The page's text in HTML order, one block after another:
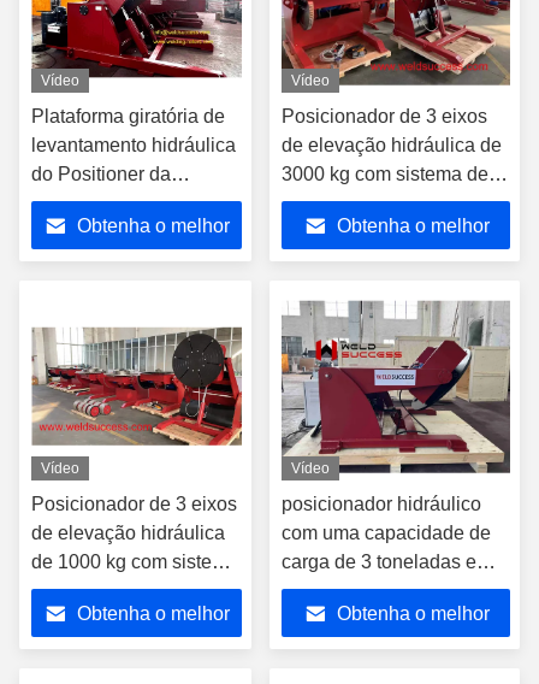
Vídeo
Plataforma giratória de
levantamento hidráulica
do Positioner da
soldadura com cabo de
5M 2200 libras de
capacidade
Obtenha o melhor
Vídeo
Posicionador de 3 eixos
de elevação hidráulica de
3000 kg com sistema de
controle elétrico
Obtenha o melhor
Vídeo
Posicionador de 3 eixos
de elevação hidráulica
de 1000 kg com sistema
de controle elétrico
Obtenha o melhor
Vídeo
posicionador hidráulico
com uma capacidade de
carga de 3 toneladas e
três eixos de movimento.
Obtenha o melhor